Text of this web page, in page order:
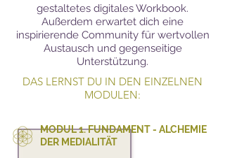
gestaltetes digitales Workbook.
Außerdem erwartet dich eine
inspirierende Community für wertvollen
Austausch und gegenseitige
Unterstützung.
DAS LERNST DU IN DEN EINZELNEN
MODULEN:
MODUL 1. FUNDAMENT - ALCHEMIE
DER MEDIALITÄT